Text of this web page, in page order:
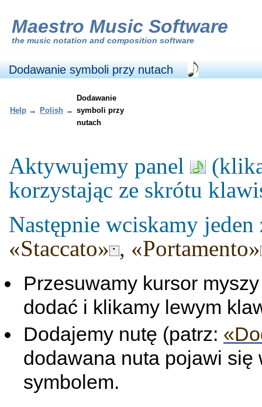
Maestro Music Software
the music notation and composition software
Dodawanie symboli przy nutach
Help → Polish →
Dodawanie
symboli przy
nutach
Aktywujemy panel
korzystając ze skrótu
Następnie wciskamy
«Staccato» , «Portamento»
Przesuwamy kursor
dodać i klikamy lewym
Dodajemy nutę (patrz:
dodawana nuta pojawi
symbolem.